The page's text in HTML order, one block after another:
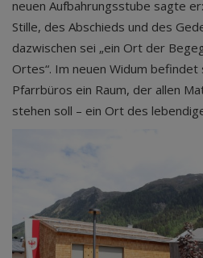
neuen Aufbahrungsstube sagte
Stille, des Abschieds und des
dazwischen sei „ein Ort der
Ortes“. Im neuen Widum befindet
Pfarrbüros ein Raum, der allen
stehen soll – ein Ort des